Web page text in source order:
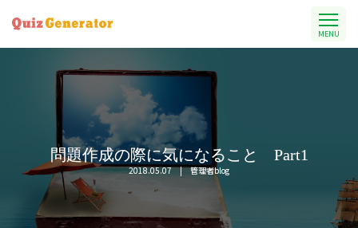
MENU
問題作成の際に気になること Part1
2018.05.07 管理者blog